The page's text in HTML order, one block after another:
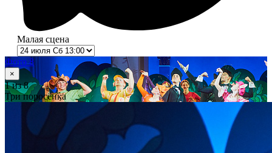
Малая сцена
Фото 8
×
1из 8
Три поросёнка